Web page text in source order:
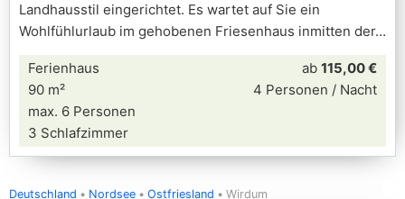
Landhausstil eingerichtet. Es wartet auf Sie ein
Wohlfühlurlaub im gehobenen Friesenhaus inmitten der
Ferienhaus
90 m²
max. 6 Personen
3 Schlafzimmer
ab 115,00 €
4 Personen / Nacht
Deutschland Nordsee Ostfriesland Wirdum